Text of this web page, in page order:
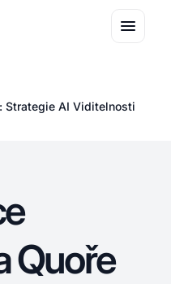
Strategie AI Viditelnosti
Quoře